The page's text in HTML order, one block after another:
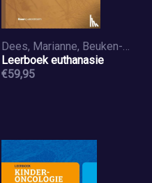
Dees, Marianne, Beuken-van Everdingen, Marieke van den, Hartog, Iris, Heide, Agnes van der, Postma, Liselotte, Sande, Rob van der, Touwen, Dorothea, Veen, Sisco van
Leerboek euthanasie
€59,95